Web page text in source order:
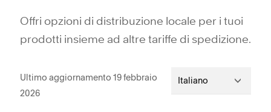
Offri opzioni di distribuzione locale per i tuoi
prodotti insieme ad altre tariffe di spedizione.
Ultimo aggiornamento 19 febbraio
2026
Italiano